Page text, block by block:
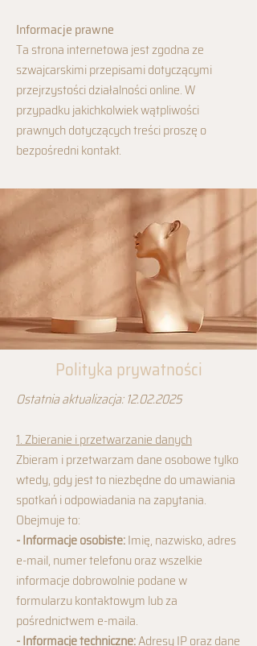
Informacje prawne
Ta strona internetowa jest zgodna ze
szwajcarskimi przepisami dotyczącymi
przejrzystości działalności online. W
przypadku jakichkolwiek wątpliwości
prawnych dotyczących treści proszę o
bezpośredni kontakt.
Polityka prywatności
Ostatnia aktualizacja:12.02.2025
1. Zbieranie i przetwarzanie danych
Zbieram i przetwarzam dane osobowe tylko
wtedy, gdy jest to niezbędne do umawiania
spotkań i odpowiadania na zapytania.
Obejmuje to:
- Informacje osobiste:Imię, nazwisko, adres
e-mail, numer telefonu oraz wszelkie
informacje dobrowolnie podane w
formularzu kontaktowym lub za
pośrednictwem e-maila.
- Informacje techniczne:Adresy IP oraz dane